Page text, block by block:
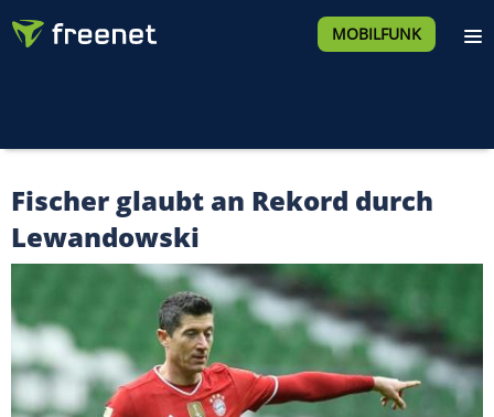
MOBILFUNK
Fischer glaubt an Rekord durch
Lewandowski